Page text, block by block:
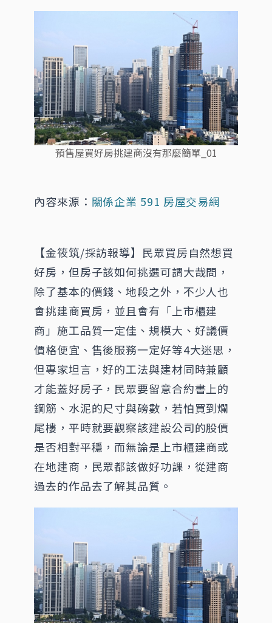
預售屋買好房挑建商沒有那麼簡單_01
內容來源： 關係企業 591 房屋交易網
【金筱筑/採訪報導】民眾買房自然想買
好房，但房子該如何挑選可謂大哉問，
除了基本的價錢、地段之外，不少人也
會挑建商買房，並且會有「上市櫃建
商」施工品質一定佳、規模大、好議價
價格便宜、售後服務一定好等4大迷思，
但專家坦言，好的工法與建材同時兼顧
才能蓋好房子，民眾要留意合約書上的
鋼筋、水泥的尺寸與磅數，若怕買到爛
尾樓，平時就要觀察該建設公司的股價
是否相對平穩，而無論是上市櫃建商或
在地建商，民眾都該做好功課，從建商
過去的作品去了解其品質。